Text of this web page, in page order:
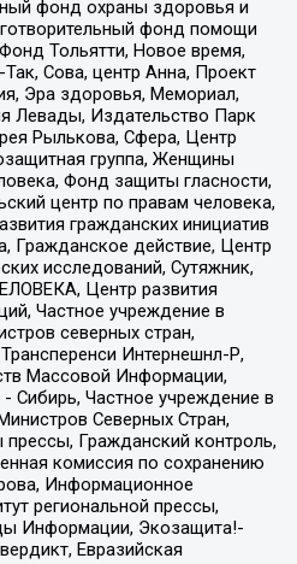
фонд охраны здоровья и
фонд помощи
Тольятти, Новое время,
Сова, центр Анна, Проект
Эра здоровья, Мемориал,
Левады, Издательство Парк
Рылькова, Сфера, Центр
группа, Женщины
Фонд защиты гласности,
центр по правам человека,
гражданских инициатив
Гражданское действие, Центр
исследований, Сутяжник,
Центр развития
Частное учреждение в
северных стран,
Интернешнл-Р,
Массовой Информации,
Сибирь, Частное учреждение в
Северных Стран,
Гражданский контроль,
комиссия по сохранению
Информационное
региональной прессы,
Информации, Экозащита!-
Евразийская